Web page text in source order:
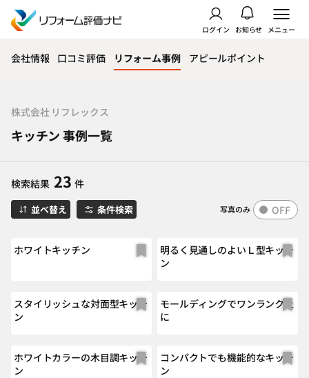
ログイン お知らせ メニュー
会社情報 口コミ評価 リフォーム事例 アピールポイント
株式会社 リフレックス
キッチン 事例一覧
検索結果 23 件
並べ替え 条件検索 写真のみ OFF
ホワイトキッチン
明るく見通しのよいＬ型キッチ
ン
スタイリッシュな対面型キッチ
ン
モールディングでワンランク上
に
ホワイトカラーの木目調キッチ
ン
コンパクトでも機能的なキッチ
ン